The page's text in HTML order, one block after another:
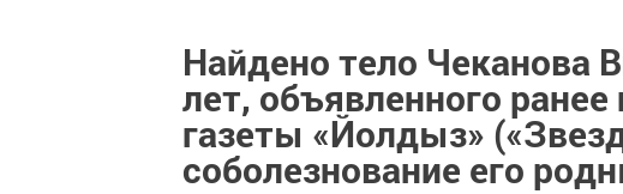
Найдено тело Чеканова
лет, объявленного
газеты «Йолдыз»
соболезнование его